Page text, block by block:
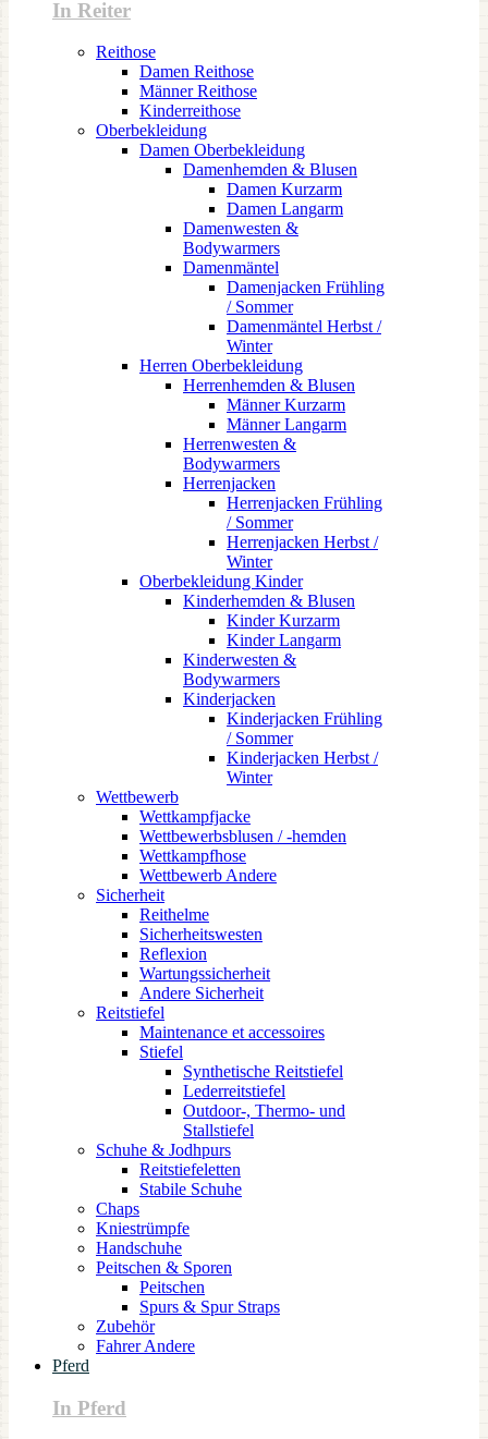
In Reiter
Reithose
Damen Reithose
Männer Reithose
Kinderreithose
Oberbekleidung
Damen Oberbekleidung
Damenhemden & Blusen
Damen Kurzarm
Damen Langarm
Damenwesten &
Bodywarmers
Damenmäntel
Damenjacken Frühling
/ Sommer
Damenmäntel Herbst /
Winter
Herren Oberbekleidung
Herrenhemden & Blusen
Männer Kurzarm
Männer Langarm
Herrenwesten &
Bodywarmers
Herrenjacken
Herrenjacken Frühling
/ Sommer
Herrenjacken Herbst /
Winter
Oberbekleidung Kinder
Kinderhemden & Blusen
Kinder Kurzarm
Kinder Langarm
Kinderwesten &
Bodywarmers
Kinderjacken
Kinderjacken Frühling
/ Sommer
Kinderjacken Herbst /
Winter
Wettbewerb
Wettkampfjacke
Wettbewerbsblusen / -hemden
Wettkampfhose
Wettbewerb Andere
Sicherheit
Reithelme
Sicherheitswesten
Reflexion
Wartungssicherheit
Andere Sicherheit
Reitstiefel
Maintenance et accessoires
Stiefel
Synthetische Reitstiefel
Lederreitstiefel
Outdoor-, Thermo- und
Stallstiefel
Schuhe & Jodhpurs
Reitstiefeletten
Stabile Schuhe
Chaps
Kniestrümpfe
Handschuhe
Peitschen & Sporen
Peitschen
Spurs & Spur Straps
Zubehör
Fahrer Andere
Pferd
In Pferd